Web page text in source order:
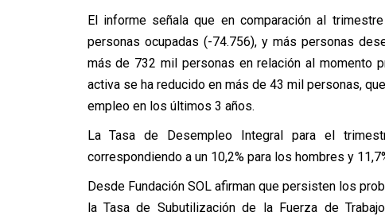
El informe señala que en comparación al
personas ocupadas (-74.756), y más personas
más de 732 mil personas en relación al momento
activa se ha reducido en más de 43 mil personas,
empleo en los últimos 3 años.
La Tasa de Desempleo Integral para el
correspondiendo a un 10,2% para los hombres y
Desde Fundación SOL afirman que persisten los
la Tasa de Subutilización de la Fuerza de